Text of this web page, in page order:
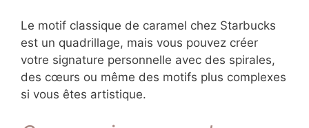
Le motif classique de caramel chez Starbucks
est un quadrillage, mais vous pouvez créer
votre signature personnelle avec des spirales,
des cœurs ou même des motifs plus complexes
si vous êtes artistique.